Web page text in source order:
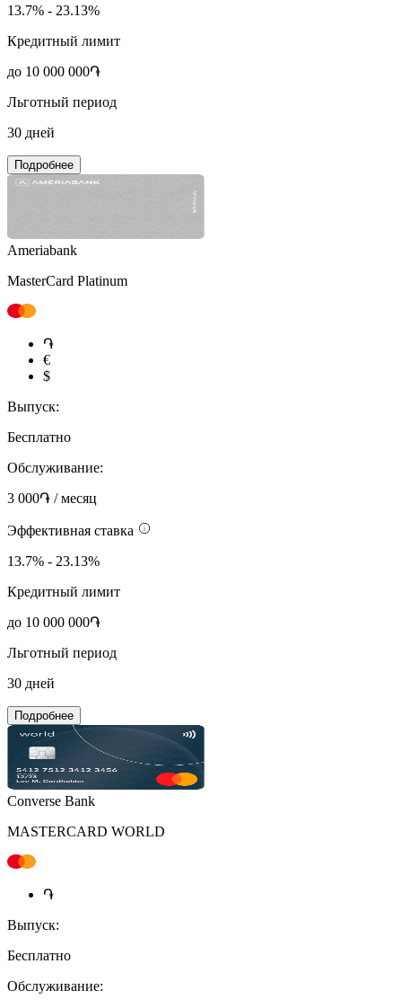
13.7% - 23.13%
Кредитный лимит
до 10 000 000֏
Льготный период
30 дней
Подробнее
Ameriabank
MasterCard Platinum
֏
€
$
Выпуск:
Бесплатно
Обслуживание:
3 000֏ / месяц
Эффективная ставка
13.7% - 23.13%
Кредитный лимит
до 10 000 000֏
Льготный период
30 дней
Подробнее
Converse Bank
MASTERCARD WORLD
֏
Выпуск:
Бесплатно
Обслуживание: